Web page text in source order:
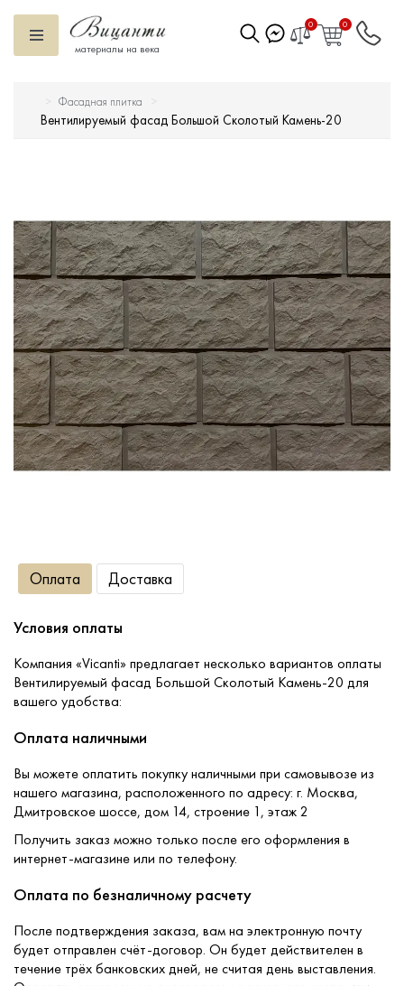
материалы на века
0 0
Искусственный камень
Тротуарная плитка
Террасная доска
Ступени
Сухие смеси
Сопутствующие товары
Услуги
Портфолио
Доставка
Фасадная плитка
Вентилируемый фасад Большой Сколотый Камень-20
Оплата Доставка
Условия оплаты
Компания «Vicanti» предлагает несколько вариантов оплаты
Вентилируемый фасад Большой Сколотый Камень-20 для
вашего удобства:
Оплата наличными
Вы можете оплатить покупку наличными при самовывозе из
нашего магазина, расположенного по адресу: г. Москва,
Дмитровское шоссе, дом 14, строение 1, этаж 2
Получить заказ можно только после его оформления в
интернет-магазине или по телефону.
Оплата по безналичному расчету
После подтверждения заказа, вам на электронную почту
будет отправлен счёт-договор. Он будет действителен в
течение трёх банковских дней, не считая день выставления.